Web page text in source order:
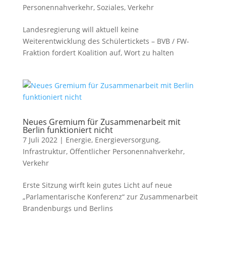
Personennahverkehr, Soziales, Verkehr
Landesregierung will aktuell keine
Weiterentwicklung des Schülertickets – BVB / FW-
Fraktion fordert Koalition auf, Wort zu halten
Neues Gremium für Zusammenarbeit mit
Berlin funktioniert nicht
7 Juli 2022| Energie, Energieversorgung,
Infrastruktur, Öffentlicher Personennahverkehr,
Verkehr
Erste Sitzung wirft kein gutes Licht auf neue
„Parlamentarische Konferenz“ zur Zusammenarbeit
Brandenburgs und Berlins